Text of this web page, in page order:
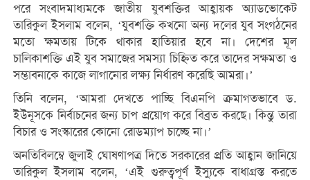
পরে সংবাদমাধ্যমকে জাতীয় যুবশক্তির আহ্বায়ক অ্যাডভোকেট
তারিকুল ইসলাম বলেন, ‘যুবশক্তি কখনো অন্য দলের যুব সংগঠনের
মতো ক্ষমতায় টিকে থাকার হাতিয়ার হবে না। দেশের মূল
চালিকাশক্তি এই যুব সমাজের সমস্যা চিহ্নিত করে তাদের সক্ষমতা ও
সম্ভাবনাকে কাজে লাগানোর লক্ষ্য নির্ধারণ করেছি আমরা।’
তিনি বলেন, ‘আমরা দেখতে পাচ্ছি বিএনপি ক্রমাগতভাবে ড.
ইউনূসকে নির্বাচনের জন্য চাপ প্রয়োগ করে বিব্রত করছে। কিন্তু তারা
বিচার ও সংস্কারের কোনো রোডম্যাপ চাচ্ছে না।’
অনতিবিলম্বে জুলাই ঘোষণাপত্র দিতে সরকারের প্রতি আহ্বান জানিয়ে
তারিকুল ইসলাম বলেন, ‘এই গুরুত্বপূর্ণ ইস্যুকে বাধাগ্রস্ত করতে